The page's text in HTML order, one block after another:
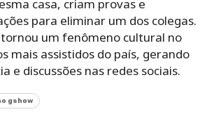
casa, criam provas e
para eliminar um dos colegas.
um fenômeno cultural no
mais assistidos do país, gerando
e discussões nas redes sociais.
gshow